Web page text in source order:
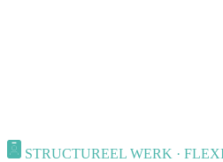
STRUCTUREEL WERK ·